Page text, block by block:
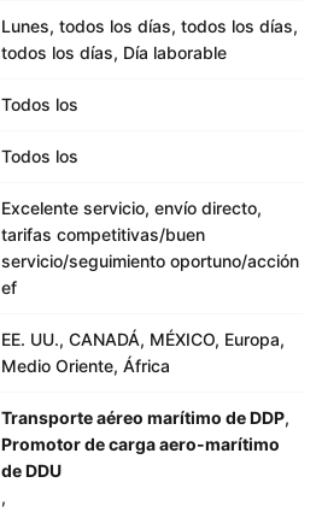
Lunes, todos los días, todos los días,
todos los días, Día laborable
Todos los
Todos los
Excelente servicio, envío directo,
tarifas competitivas/buen
servicio/seguimiento oportuno/acción
ef
EE. UU., CANADÁ, MÉXICO, Europa,
Medio Oriente, África
Transporte aéreo marítimo de DDP,
Promotor de carga aero-marítimo
de DDU
,